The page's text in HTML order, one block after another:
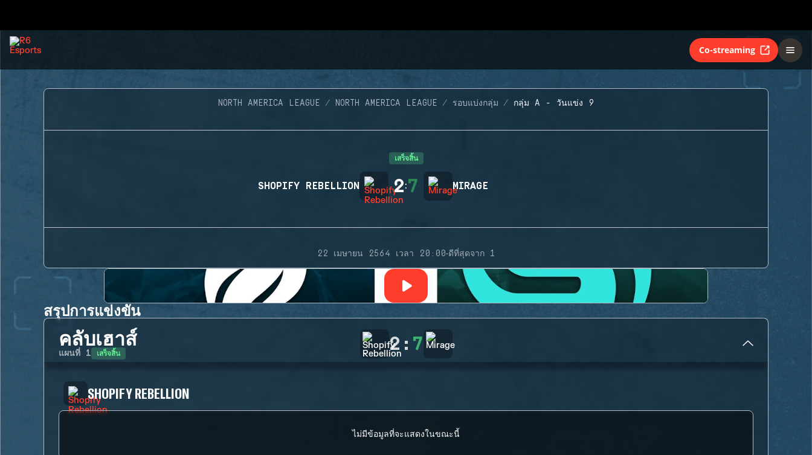
Co-streaming
NORTH AMERICA LEAGUE NORTH AMERICA LEAGUE รอบแบ่งกลุ่ม กลุ่ม A - วันแข่ง 9
เสร็จสิ้น
SHOPIFY REBELLION 2:7 MIRAGE
22 เมษายน 2564 เวลา 20:00·ดีที่สุดจาก 1
สรุปการแข่งขัน
คลับเฮาส์
แผนที่ 1 เสร็จสิ้น 2 : 7
SHOPIFY REBELLION
ไม่มีข้อมูลที่จะแสดงในขณะนี้